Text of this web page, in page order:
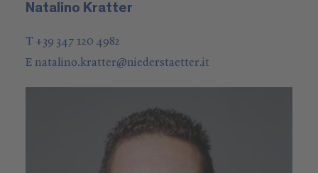
Natalino Kratter
T +39 347 120 4982
E natalino.kratter@niederstaetter.it